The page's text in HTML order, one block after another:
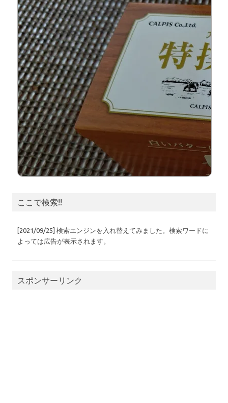
ここで検索!!
[2021/09/25] 検索エンジンを入れ替えてみました。検索ワードに
よっては広告が表示されます。
スポンサーリンク